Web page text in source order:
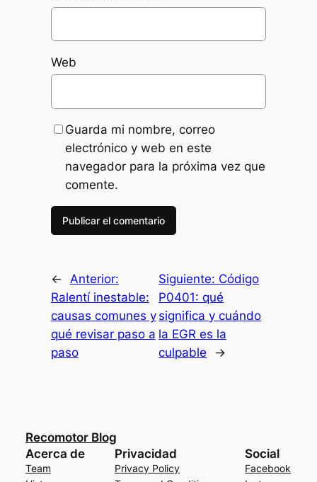
Web
Guarda mi nombre, correo
electrónico y web en este
navegador para la próxima vez que
comente.
←
Anterior:
Ralentí inestable:
causas comunes y
qué revisar paso a
paso
Siguiente: Código
P0401: qué
significa y cuándo
la EGR es la
culpable
→
Recomotor Blog
Acerca de
Team
Privacidad
Privacy Policy
Social
Facebook